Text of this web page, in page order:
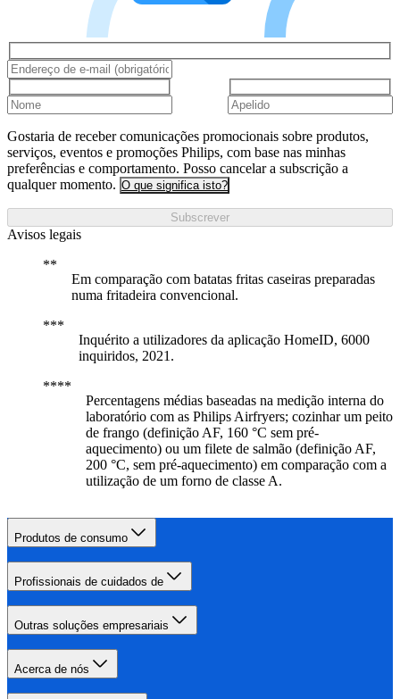
Gostaria de receber comunicações promocionais sobre produtos,
serviços, eventos e promoções Philips, com base nas minhas
preferências e comportamento. Posso cancelar a subscrição a
qualquer momento. O que significa isto?
Subscrever
Avisos legais
Em comparação com batatas fritas caseiras preparadas
numa fritadeira convencional.
Inquérito a utilizadores da aplicação HomeID, 6000
inquiridos, 2021.
Percentagens médias baseadas na medição interna do
laboratório com as Philips Airfryers; cozinhar um peito
de frango (definição AF, 160 °C sem pré-
aquecimento) ou um filete de salmão (definição AF,
200 °C, sem pré-aquecimento) em comparação com a
utilização de um forno de classe A.
Produtos de consumo
Profissionais de cuidados de
Outras soluções empresariais
Acerca de nós